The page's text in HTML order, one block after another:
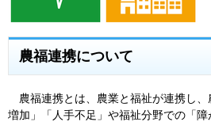
農福連携について
農福連携とは、農業と福祉が連携し
増加」「人手不足」や福祉分野での「